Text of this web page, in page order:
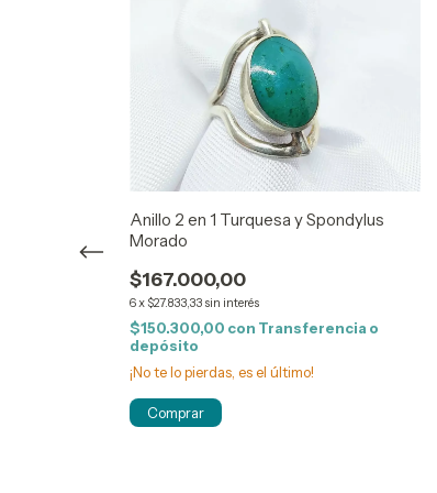
Anillo 2 en 1 Turquesa y Spondylus
Morado
$167.000,00
6x$27.833,33 sin interés
$150.300,00 con Transferencia o
depósito
¡No te lo pierdas, es el último!
Comprar